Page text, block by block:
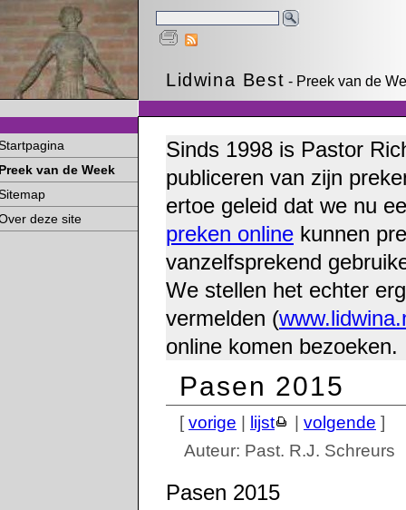
Lidwina Best - Preek van de
van de Week
deze site
Sinds 1998 is Pastor
publiceren van zijn
ertoe geleid dat we nu
preken online kunnen
vanzelfsprekend
We stellen het echter
vermelden (
online komen bezoeken.
Pasen 2015
[ vorige lijst volgende ]
Auteur: Past. R.J. Schreurs
Pasen 2015